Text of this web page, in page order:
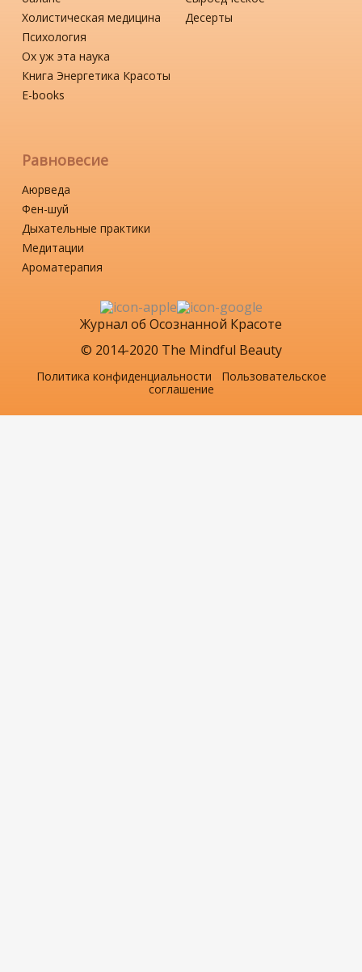
Холистическая медицина
Психология
Ох уж эта наука
Книга Энергетика Красоты
Е-books
Десерты
Равновесие
Аюрведа
Фен-шуй
Дыхательные практики
Медитации
Ароматерапия
Журнал об Осознанной Красоте
© 2014-2020 The Mindful Beauty
Политика конфиденциальности
Пользовательское
соглашение